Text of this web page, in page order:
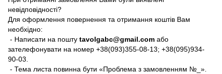
невідповідності?
Для оформлення повернення та отримання коштів Вам
необхідно:
- Написати на пошту tavolgabc@gmail.com або
зателефонувати на номер +38(093)355-08-13; +38(095)934-
90-03.
- Тема листа повинна бути «Проблема з замовленням №_».